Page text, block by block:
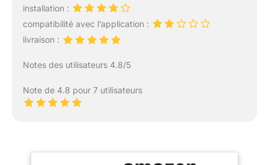
installation :
compatibilité avec l’application :
livraison :
Notes des utilisateurs 4.8/5
Note de 4.8 pour 7 utilisateurs